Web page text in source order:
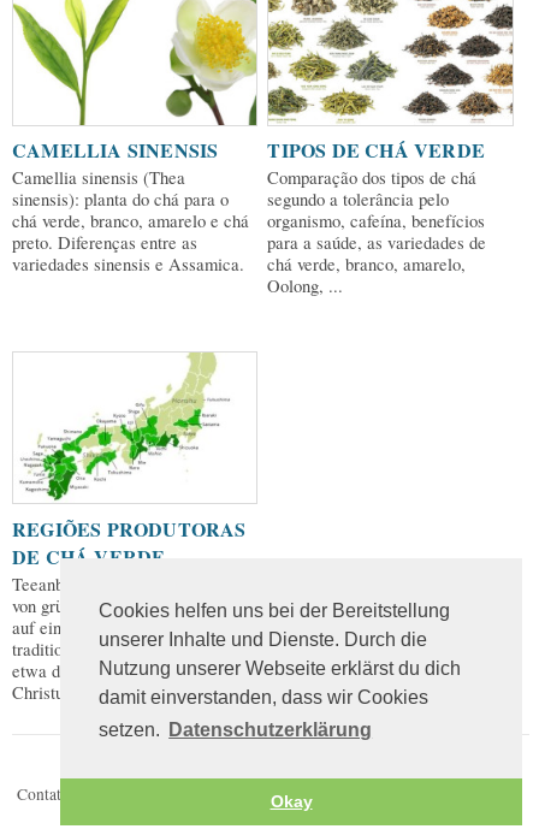
Cookies helfen uns bei der Bereitstellung
unserer Inhalte und Dienste. Durch die
Nutzung unserer Webseite erklärst du dich
damit einverstanden, dass wir Cookies
setzen.
Datenschutzerklärung
Okay
CAMELLIA SINENSIS
Camellia sinensis (Thea
sinensis): planta do chá para o
chá verde, branco, amarelo e chá
preto. Diferenças entre as
variedades sinensis e Assamica.
TIPOS DE CHÁ VERDE
Comparação dos tipos de chá
segundo a tolerância pelo
organismo, cafeína, benefícios
para a saúde, as variedades de
chá verde, branco, amarelo,
Oolong, ...
REGIÕES PRODUTORAS
DE CHÁ VERDE
Teeanbau in Japan Der Anbau
von grünem Tee blickt in Japan
auf eine lange und
traditionsreiche Geschichte seit
etwa dem Jahre 800 nach
Christus. Der Überliefe...
Contatos